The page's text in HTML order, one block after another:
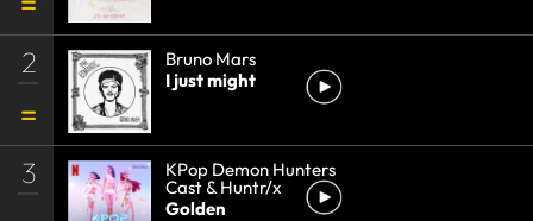
2
Bruno Mars
I just might
3 KPop Demon Hunters
Cast & Huntr/x
Golden